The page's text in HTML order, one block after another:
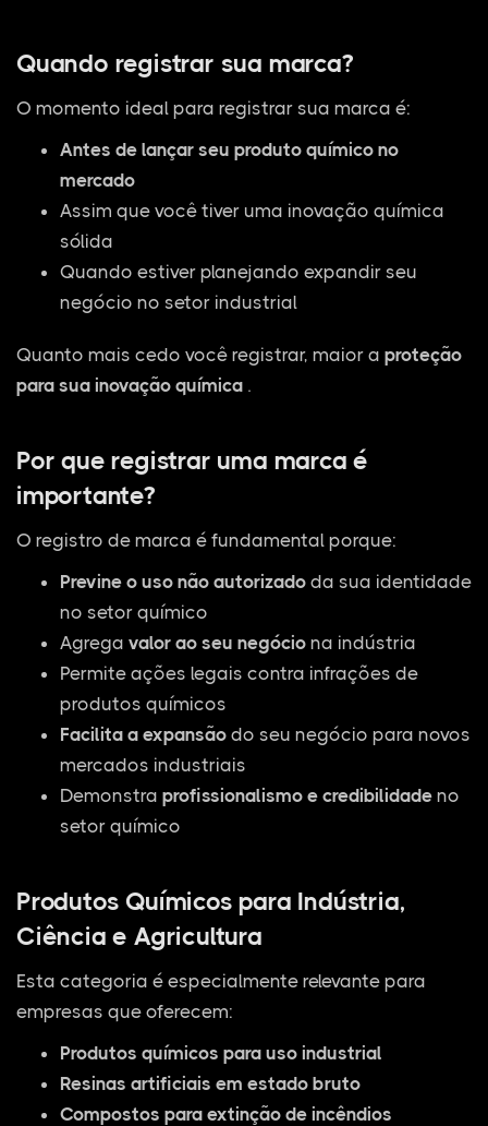
Quando registrar sua marca?
O momento ideal para registrar sua marca é:
Antes de lançar seu produto químico no
mercado
Assim que você tiver uma inovação química
sólida
Quando estiver planejando expandir seu
negócio no setor industrial
Quanto mais cedo você registrar, maior a proteção
para sua inovação química .
Por que registrar uma marca é
importante?
O registro de marca é fundamental porque:
Previne o uso não autorizado da sua identidade
no setor químico
Agrega valor ao seu negócio na indústria
Permite ações legais contra infrações de
produtos químicos
Facilita a expansão do seu negócio para novos
mercados industriais
Demonstra profissionalismo e credibilidade no
setor químico
Produtos Químicos para Indústria,
Ciência e Agricultura
Esta categoria é especialmente relevante para
empresas que oferecem:
Produtos químicos para uso industrial
Resinas artificiais em estado bruto
Compostos para extinção de incêndios